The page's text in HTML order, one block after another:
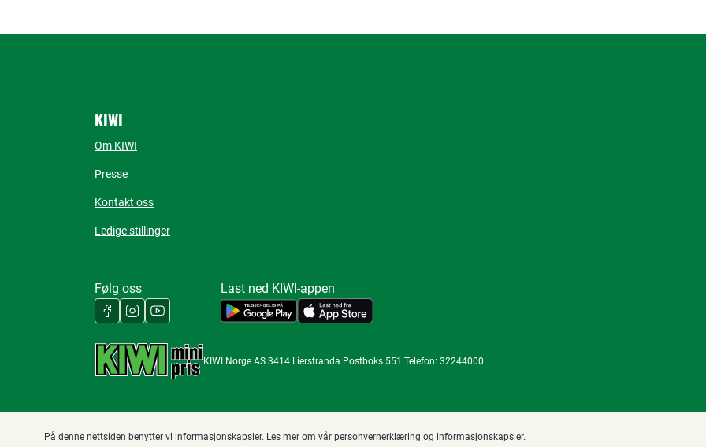
KIWI
Om KIWI
Presse
Kontakt oss
Ledige stillinger
Følg oss Last ned KIWI-appen
KIWI Norge AS 3414 Lierstranda Postboks 551 Telefon: 32244000
På denne nettsiden benytter vi informasjonskapsler. Les mer om vår personvernerklæring og informasjonskapsler.